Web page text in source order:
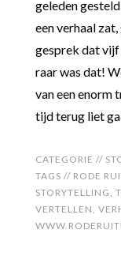
geleden
een verhaal
gesprek dat vijf
raar was dat!
van een enorm
tijd terug liet
CATEGORIE //
TAGS // RODE
STORYTELLING,
VERTELLEN,